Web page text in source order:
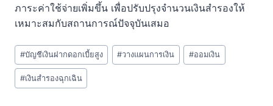
ภาระค่าใช้จ่ายเพิ่มขึ้น เพื่อปรับปรุงจำนวนเงินสำรองให้
เหมาะสมกับสถานการณ์ปัจจุบันเสมอ
Post
Tags:
#บัญชีเงินฝากดอกเบี้ยสูง #วางแผนการเงิน #ออมเงิน
#เงินสำรองฉุกเฉิน